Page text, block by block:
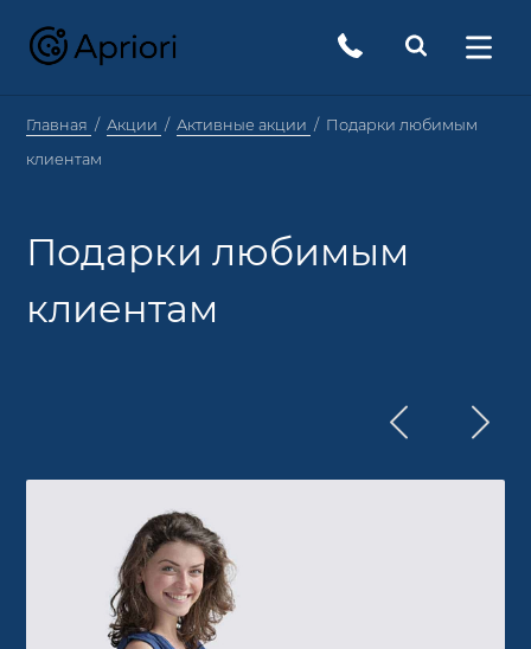
Главная Акции Активные акции
Подарки любимым
клиентам
Подарки любимым
клиентам